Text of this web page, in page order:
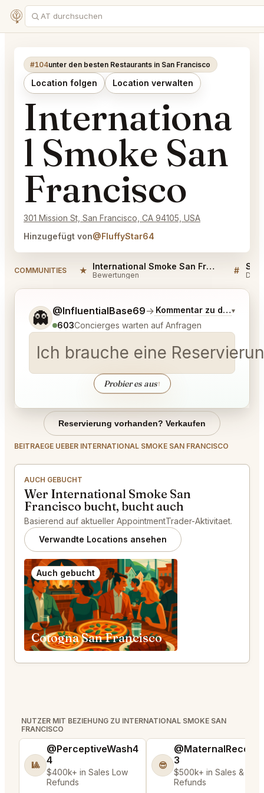
#104unter den besten Restaurants in San Francisco
Location folgen Location verwalten
Internationa
l Smoke San
Francisco
301 Mission St, San Francisco, CA 94105, USA
Hinzugefügt von@FluffyStar64
COMMUNITIES ★ International Smoke San Francisco Reviews
Bewertungen #
👻 @InfluentialBase69→ Kommentar zu den▾
603Concierges warten auf Anfragen
Ich brauche eine
Probier es aus↑
Sag mir noch etwas genauer, was du möchtest.
Reservierung vorhanden? Verkaufen
BEITRAEGE UEBER INTERNATIONAL SMOKE SAN FRANCISCO
AUCH GEBUCHT
Wer International Smoke San
Francisco bucht, bucht auch
Basierend auf aktueller AppointmentTrader-Aktivitaet.
Verwandte Locations ansehen
Auch gebucht
Cotogna San Francisco
NUTZER MIT BEZIEHUNG ZU INTERNATIONAL SMOKE SAN
FRANCISCO
🎱
@PerceptiveWash4
4
$400k+ in Sales Low
Refunds
😎
3
$500k+ in Sales & Low
Refunds